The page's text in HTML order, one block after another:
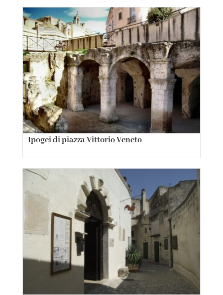
Ipogei di piazza Vittorio Veneto